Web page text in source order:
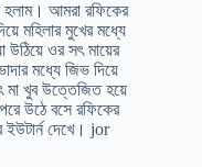
হলাম। আমরা রফিকের
মহিলার মুখের মধ্যে
উঠিয়ে ওর সৎ মায়ের
মধ্যে জিভ দিয়ে
মা খুব উত্তেজিত হয়ে
উঠে বসে রফিকের
দেখে। jor